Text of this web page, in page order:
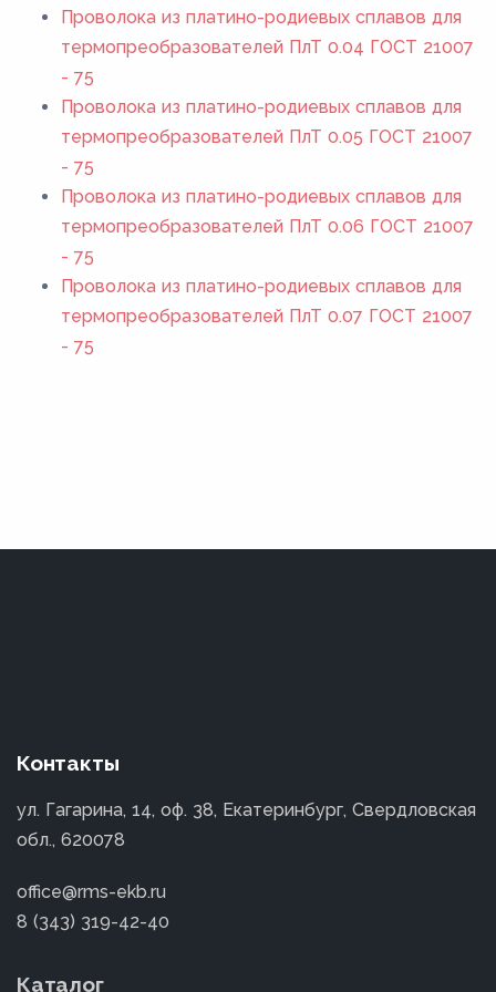
Проволока из платино-родиевых сплавов для
термопреобразователей ПлТ 0.04 ГОСТ 21007
- 75
Проволока из платино-родиевых сплавов для
термопреобразователей ПлТ 0.05 ГОСТ 21007
- 75
Проволока из платино-родиевых сплавов для
термопреобразователей ПлТ 0.06 ГОСТ 21007
- 75
Проволока из платино-родиевых сплавов для
термопреобразователей ПлТ 0.07 ГОСТ 21007
- 75
Контакты
ул. Гагарина, 14, оф. 38, Екатеринбург, Свердловская
обл., 620078
office@rms-ekb.ru
8 (343) 319-42-40
Каталог